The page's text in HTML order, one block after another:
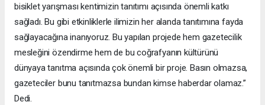
bisiklet yarışması kentimizin tanıtımı açısında önemli katkı
sağladı. Bu gibi etkinliklerle ilimizin her alanda tanıtımına fayda
sağlayacağına inanıyoruz. Bu yapılan projede hem gazetecilik
mesleğini özendirme hem de bu coğrafyanın kültürünü
dünyaya tanıtma açısında çok önemli bir proje. Basın olmazsa,
gazeteciler bunu tanıtmazsa bundan kimse haberdar olamaz.”
Dedi.